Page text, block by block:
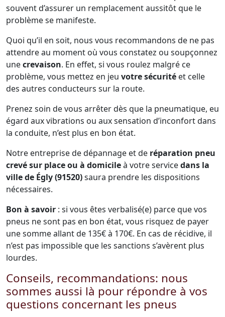
souvent d’assurer un remplacement aussitôt que le
problème se manifeste.
Quoi qu’il en soit, nous vous recommandons de ne pas
attendre au moment où vous constatez ou soupçonnez
unecrevaison. En effet, si vous roulez malgré ce
problème, vous mettez en jeu votre sécurité et celle
des autres conducteurs sur la route.
Prenez soin de vous arrêter dès que la pneumatique, eu
égard aux vibrations ou aux sensation d’inconfort dans
la conduite, n’est plus en bon état.
Notre entreprise de dépannage et de réparation pneu
crevé sur place ou à domicileà votre servicedans la
ville de Égly (91520)saura prendre les dispositions
nécessaires.
Bon à savoir : si vous êtes verbalisé(e) parce que vos
pneus ne sont pas en bon état, vous risquez de payer
une somme allant de 135€ à 170€. En cas de récidive, il
n’est pas impossible que les sanctions s’avèrent plus
lourdes.
Conseils, recommandations: nous
sommes aussi là pour répondre à vos
questions concernant les pneus